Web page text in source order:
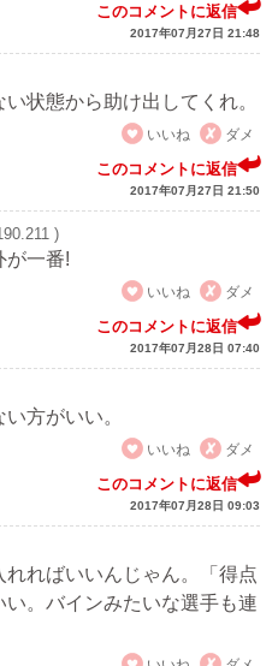
このコメントに返信
2017年07月27日 21:48
状態から助け出してくれ。
いいね
ダメ
このコメントに返信
2017年07月27日 21:50
)
が一番!
いいね
ダメ
このコメントに返信
2017年07月28日 07:40
方がいい。
いいね
ダメ
このコメントに返信
2017年07月28日 09:03
ればいいんじゃん。「得点
。バインみたいな選手も連